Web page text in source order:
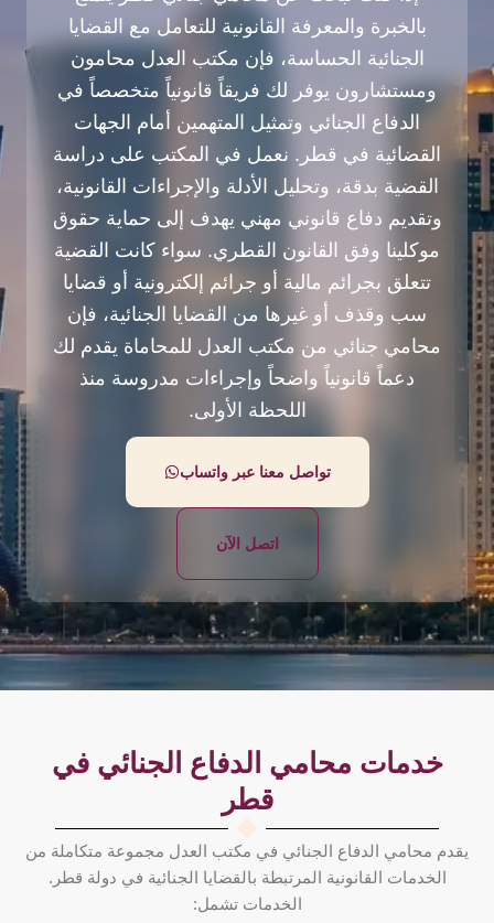
بالخبرة والمعرفة القانونية للتعامل مع القضايا
الجنائية الحساسة، فإن مكتب العدل محامون
ومستشارون يوفر لك فريقاً قانونياً متخصصاً في
الدفاع الجنائي وتمثيل المتهمين أمام الجهات
القضائية في قطر. نعمل في المكتب على دراسة
القضية بدقة، وتحليل الأدلة والإجراءات القانونية،
وتقديم دفاع قانوني مهني يهدف إلى حماية حقوق
موكلينا وفق القانون القطري. سواء كانت القضية
تتعلق بجرائم مالية أو جرائم إلكترونية أو قضايا
سب وقذف أو غيرها من القضايا الجنائية، فإن
محامي جنائي من مكتب العدل للمحاماة يقدم لك
دعماً قانونياً واضحاً وإجراءات مدروسة منذ
اللحظة الأولى.
تواصل معنا عبر واتساب
اتصل الآن
خدمات محامي الدفاع الجنائي في
قطر
يقدم محامي الدفاع الجنائي في مكتب العدل مجموعة متكاملة من
الخدمات القانونية المرتبطة بالقضايا الجنائية في دولة قطر.
الخدمات تشمل: